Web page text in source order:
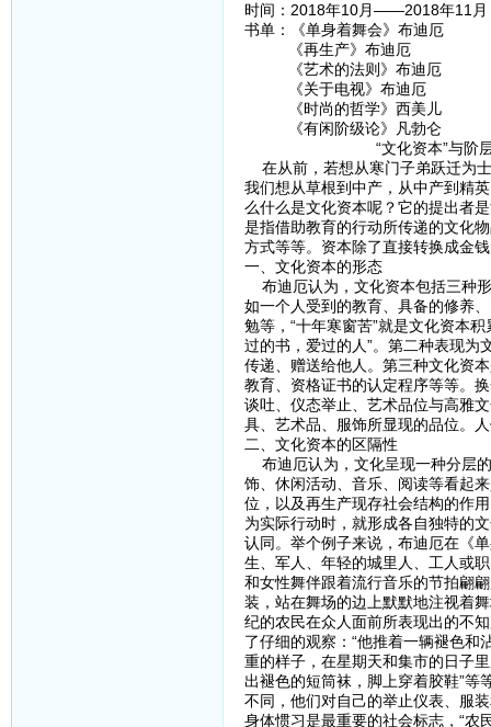
时间：2018年10月——2018年11月
书单：《单身着舞会》布迪厄
《再生产》布迪厄
《艺术的法则》布迪厄
《关于电视》布迪厄
《时尚的哲学》西美儿
《有闲阶级论》凡勃仑
“文化资本”与阶层
在从前，若想从寒门子弟跃迁为
我们想从草根到中产，从中产到精
么什么是文化资本呢？它的提出者
是指借助教育的行动所传递的文化
方式等等。资本除了直接转换成金
一、文化资本的形态
布迪厄认为，文化资本包括三种
如一个人受到的教育、具备的修养
勉等，“十年寒窗苦”就是文化资本
过的书，爱过的人”。第二种表现为
传递、赠送给他人。第三种文化资
教育、资格证书的认定程序等等。
谈吐、仪态举止、艺术品位与高雅
具、艺术品、服饰所显现的品位。
二、文化资本的区隔性
布迪厄认为，文化呈现一种分层
饰、休闲活动、音乐、阅读等看起
位，以及再生产现存社会结构的作
为实际行动时，就形成各自独特的
认同。举个例子来说，布迪厄在《
生、军人、年轻的城里人、工人或
和女性舞伴跟着流行音乐的节拍翩
装，站在舞场的边上默默地注视着
纪的农民在众人面前所表现出的不
了仔细的观察：“他推着一辆褪色
重的样子，在星期天和集市的日子
出褪色的短筒袜，脚上穿着胶鞋”等
不同，他们对自己的举止仪表、服
身体惯习是最重要的社会标志，“农